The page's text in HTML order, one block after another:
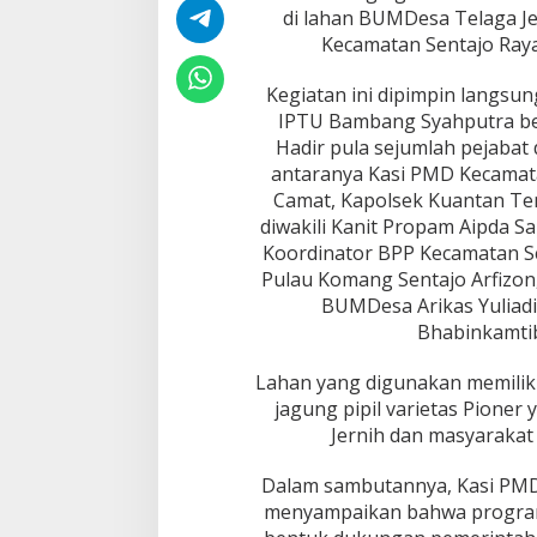
n
n
d
i
L
a
h
a
n
B
U
s
a
T
a
g
a
di lahan BUMDesa Telaga
Kecamatan Sentajo
Kegiatan ini dipimpin
IPTU Bambang Syahputra
Hadir pula sejumlah
antaranya Kasi PMD
Camat, Kapolsek Kuantan
diwakili Kanit Propam Aipda
Koordinator BPP Kecamatan
Pulau Komang Sentajo
BUMDesa Arikas
Lahan yang digunakan
jagung pipil varietas Pioner
Jernih dan
Dalam sambutannya, Kasi
menyampaikan bahwa